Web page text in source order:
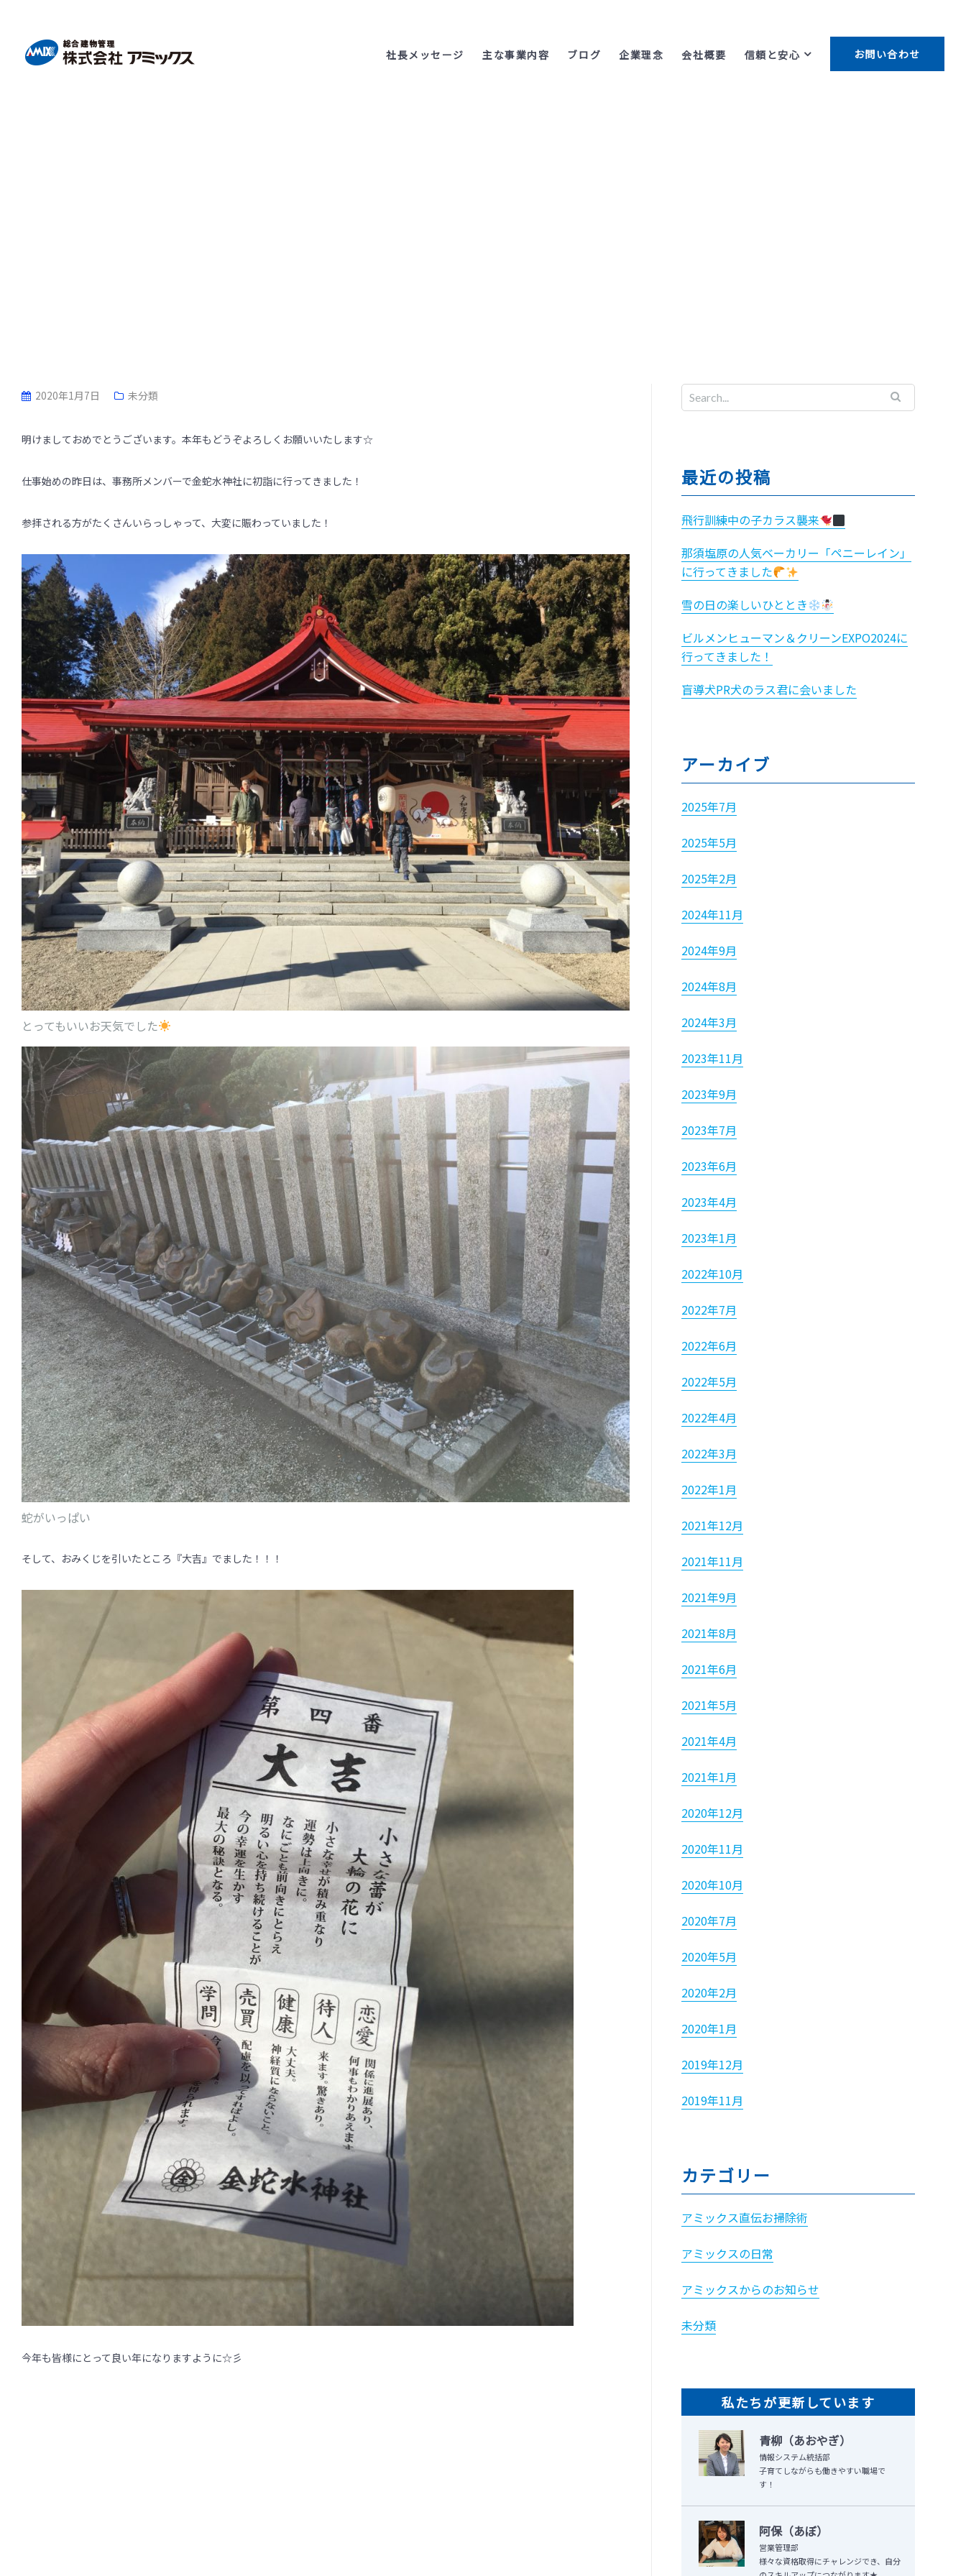
社長メッセージ 主な事業内容 ブログ 企業理念 会社概要 信頼と安心 お問い合わせ
2020年1月7日 未分類
明けましておめでとうございます。本年もどうぞよろしくお願いいたします☆
仕事始めの昨日は、事務所メンバーで金蛇水神社に初詣に行ってきました！
参拝される方がたくさんいらっしゃって、大変に賑わっていました！
とってもいいお天気でした
蛇がいっぱい
そして、おみくじを引いたところ『大吉』でました！！！
今年も皆様にとって良い年になりますように☆彡
最近の投稿
飛行訓練中の子カラス襲来
那須塩原の人気ベーカリー「ペニーレイン」
に行ってきました
雪の日の楽しいひととき
ビルメンヒューマン＆クリーンEXPO2024に
行ってきました！
盲導犬PR犬のラス君に会いました
アーカイブ
2025年7月
2025年5月
2025年2月
2024年11月
2024年9月
2024年8月
2024年3月
2023年11月
2023年9月
2023年7月
2023年6月
2023年4月
2023年1月
2022年10月
2022年7月
2022年6月
2022年5月
2022年4月
2022年3月
2022年1月
2021年12月
2021年11月
2021年9月
2021年8月
2021年6月
2021年5月
2021年4月
2021年1月
2020年12月
2020年11月
2020年10月
2020年7月
2020年5月
2020年2月
2020年1月
2019年12月
2019年11月
カテゴリー
アミックス直伝お掃除術
アミックスの日常
アミックスからのお知らせ
未分類
私たちが更新しています
青柳（あおやぎ）
情報システム統括部
子育てしながらも働きやすい職場で
す！
阿保（あぼ）
営業管理部
様々な資格取得にチャレンジでき、自分